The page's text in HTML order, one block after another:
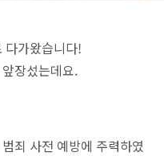
다가왔습니다!
장섰는데요.
죄 사전 예방에 주력하였